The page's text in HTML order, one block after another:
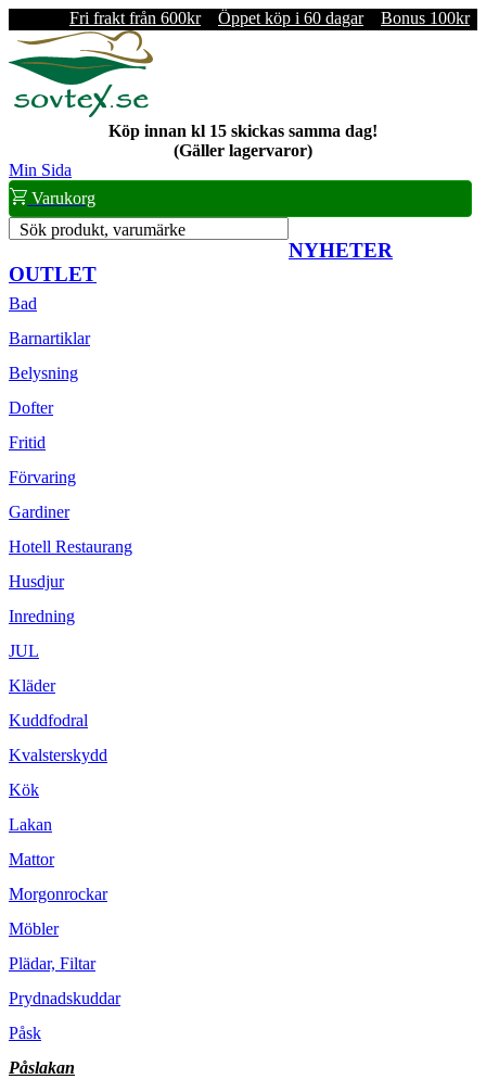
Fri frakt från 600kr Öppet köp i 60 dagar Bonus 100kr
Köp innan kl 15 skickas samma dag!
(Gäller lagervaror)
Min Sida
Varukorg
Sök produkt, varumärke
NYHETER
OUTLET
Bad
Barnartiklar
Belysning
Dofter
Fritid
Förvaring
Gardiner
Hotell Restaurang
Husdjur
Inredning
JUL
Kläder
Kuddfodral
Kvalsterskydd
Kök
Lakan
Mattor
Morgonrockar
Möbler
Plädar, Filtar
Prydnadskuddar
Påsk
Påslakan